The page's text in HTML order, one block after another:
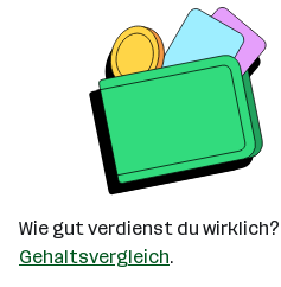
Wie gut verdienst du
Gehaltsvergleich.